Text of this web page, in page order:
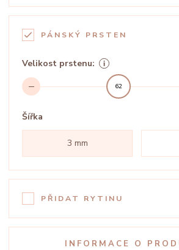
PÁNSKÝ PRSTEN
Velikost prstenu:
62
Šířka
3 mm
PŘIDAT RYTINU
INFORMACE O